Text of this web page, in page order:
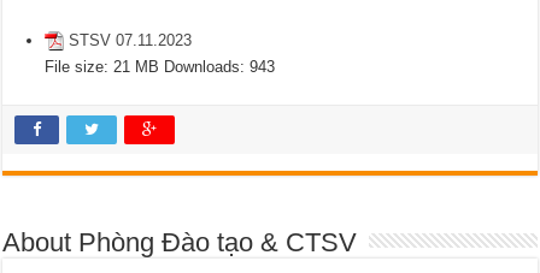
STSV 07.11.2023
File size: 21 MB Downloads: 943
About Phòng Đào tạo & CTSV